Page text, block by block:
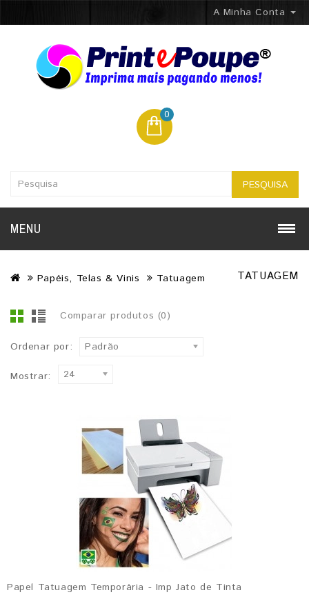
A Minha Conta
0
PESQUISA
MENU
TATUAGEM
Papéis, Telas & Vinis Tatuagem
Comparar produtos (0)
Ordenar por: Padrão
Mostrar: 24
Papel Tatuagem Temporária - Imp Jato de Tinta